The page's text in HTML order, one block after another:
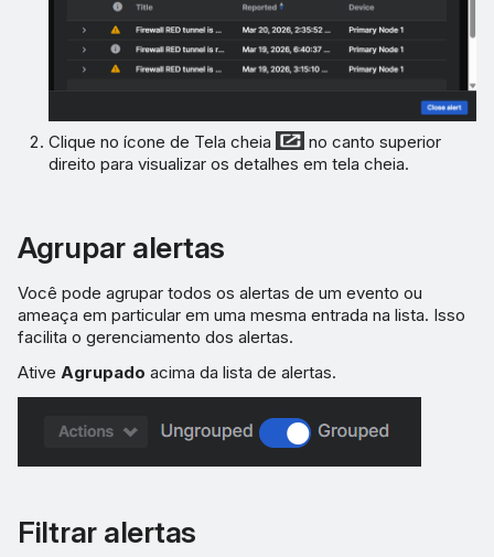
Clique no ícone de Tela cheia
no canto superior
direito para visualizar os detalhes em tela cheia.
Agrupar alertas
Você pode agrupar todos os alertas de um evento ou
ameaça em particular em uma mesma entrada na lista. Isso
facilita o gerenciamento dos alertas.
Ative Agrupado acima da lista de alertas.
Filtrar alertas